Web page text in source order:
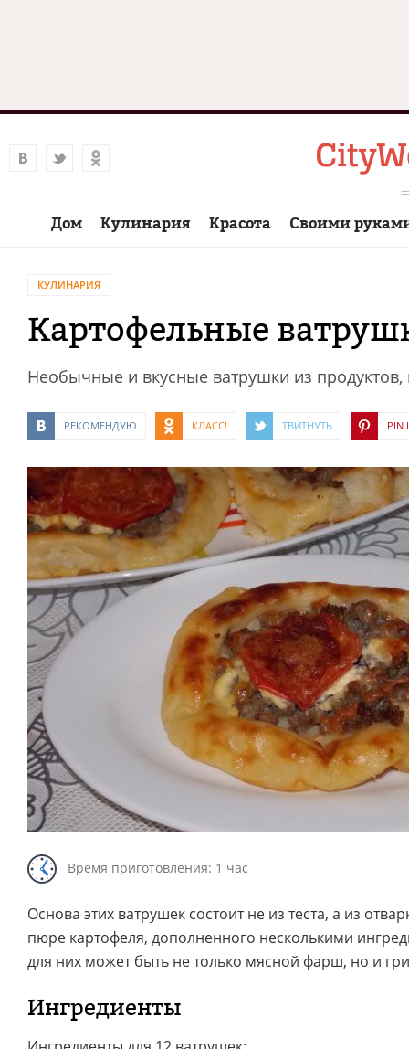
Дом Кулинария Красота Своими
КУЛИНАРИЯ
Картофельные
Необычные и вкусные ватрушки из
РЕКОМЕНДУЮ КЛАСС! ТВИТНУТЬ PIN
Время приготовления: 1 час
Основа этих ватрушек состоит не из теста, а из
пюре картофеля, дополненного несколькими
для них может быть не только мясной фарш, но и
Ингредиенты